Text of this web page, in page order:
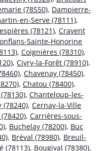
(78550), Dampierre-
en-Serve (78111),
(78121), Cravent
Sainte-Honorine
, Coignières (78310),
, Civry-la-Forêt (78910),
, Chavenay (78450),
, Chatou (78400),
, Chanteloup-les-
(78240), Cernay-la-Ville
, Carrières-sous-
, Buchelay (78200), Buc
, Bréval (78980), Breuil-
(78113), Bougival (78380),